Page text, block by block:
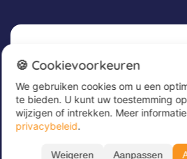
Nieuwsbrief
Meld u nu aan voor onze
geweldige aanbiedingen te
hoogte te blijven!
Voer hier uw e-mailadres in
🍪 Cookievoorkeuren
We gebruiken cookies om u een
te bieden. U kunt uw toestemming
wijzigen of intrekken. Meer
privacybeleid.
Weigeren Aanpassen